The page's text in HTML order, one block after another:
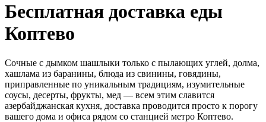
Бесплатная доставка еды
Коптево
Сочные с дымком шашлыки только с пылающих углей, долма,
хашлама из баранины, блюда из свинины, говядины,
приправленные по уникальным традициям, изумительные
соусы, десерты, фрукты, мед — всем этим славится
азербайджанская кухня, доставка проводится просто к порогу
вашего дома и офиса рядом со станцией метро Коптево.